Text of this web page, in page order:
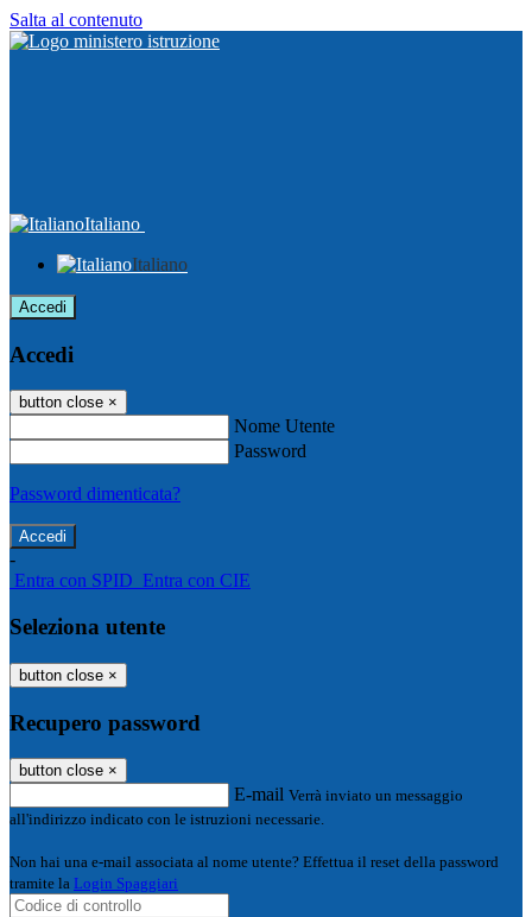
Salta al contenuto
Italiano
Italiano
Accedi
Accedi
button close ×
Nome Utente
Password
Password dimenticata?
-
Entra con SPID Entra con CIE
Seleziona utente
button close ×
Recupero password
button close ×
E-mail Verrà inviato un messaggio
all'indirizzo indicato con le istruzioni necessarie.
Non hai una e-mail associata al nome utente? Effettua il reset della password
tramite la Login Spaggiari